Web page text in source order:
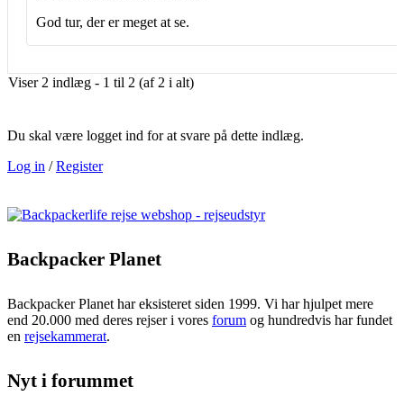
God tur, der er meget at se.
Viser 2 indlæg - 1 til 2 (af 2 i alt)
Du skal være logget ind for at svare på dette indlæg.
Log in /Register
Backpacker Planet
Backpacker Planet har eksisteret siden 1999. Vi har hjulpet mere
end 20.000 med deres rejser i vores forum og hundredvis har fundet
en rejsekammerat.
Nyt i forummet